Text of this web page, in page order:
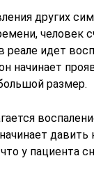
других
человек
реале идет
начинает
размер.
давить
у пациента